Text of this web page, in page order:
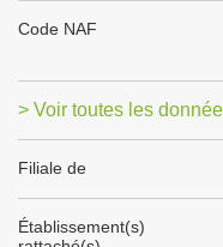
Code NAF
> Voir toutes les
Filiale de
Établissement(s)